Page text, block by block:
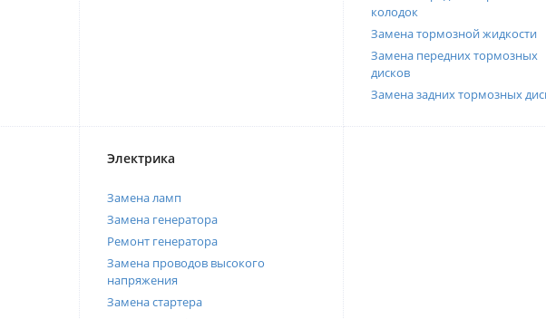
колодок
Замена тормозной жидкости
Замена передних тормозных
дисков
Замена задних тормозных
Электрика
Замена ламп
Замена генератора
Ремонт генератора
Замена проводов высокого
напряжения
Замена стартера